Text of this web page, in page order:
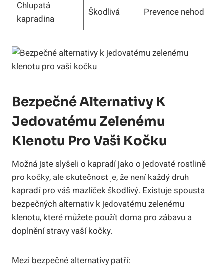
Chlupatá
kapradina
Škodlivá Prevence nehod
Bezpečné Alternativy K
Jedovatému Zelenému
Klenotu Pro Vaši Kočku
Možná jste slyšeli o kapradí jako o jedovaté rostlině
pro kočky, ale skutečnost je, že není každý druh
kapradí pro váš mazlíček škodlivý. Existuje spousta
bezpečných alternativ k jedovatému zelenému
klenotu, které můžete použít doma pro zábavu a
doplnění stravy vaší kočky.
Mezi bezpečné alternativy patří: